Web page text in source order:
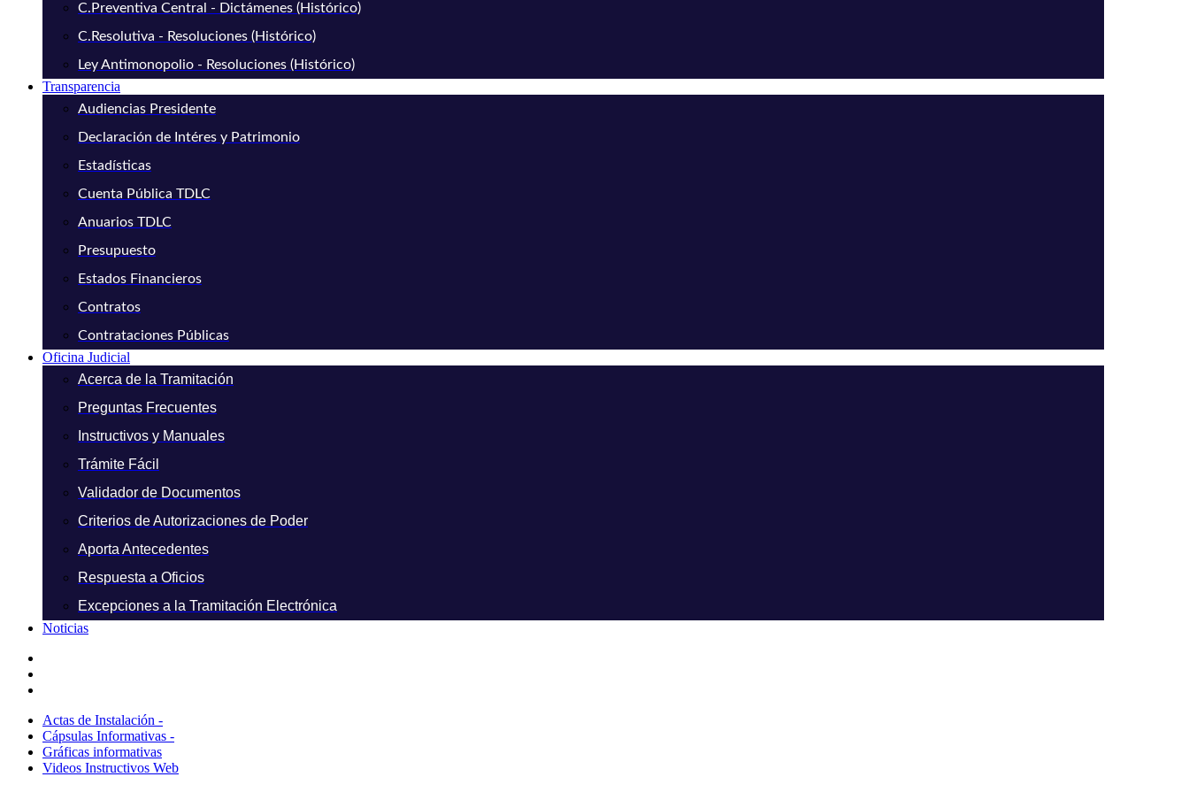
C.Preventiva Central - Dictámenes (Histórico)
C.Resolutiva - Resoluciones (Histórico)
Ley Antimonopolio - Resoluciones (Histórico)
Transparencia
Audiencias Presidente
Declaración de Intéres y Patrimonio
Estadísticas
Cuenta Pública TDLC
Anuarios TDLC
Presupuesto
Estados Financieros
Contratos
Contrataciones Públicas
Oficina Judicial
Acerca de la Tramitación
Preguntas Frecuentes
Instructivos y Manuales
Trámite Fácil
Validador de Documentos
Criterios de Autorizaciones de Poder
Aporta Antecedentes
Respuesta a Oficios
Excepciones a la Tramitación Electrónica
Noticias
Actas de Instalación -
Cápsulas Informativas -
Gráficas informativas
Videos Instructivos Web